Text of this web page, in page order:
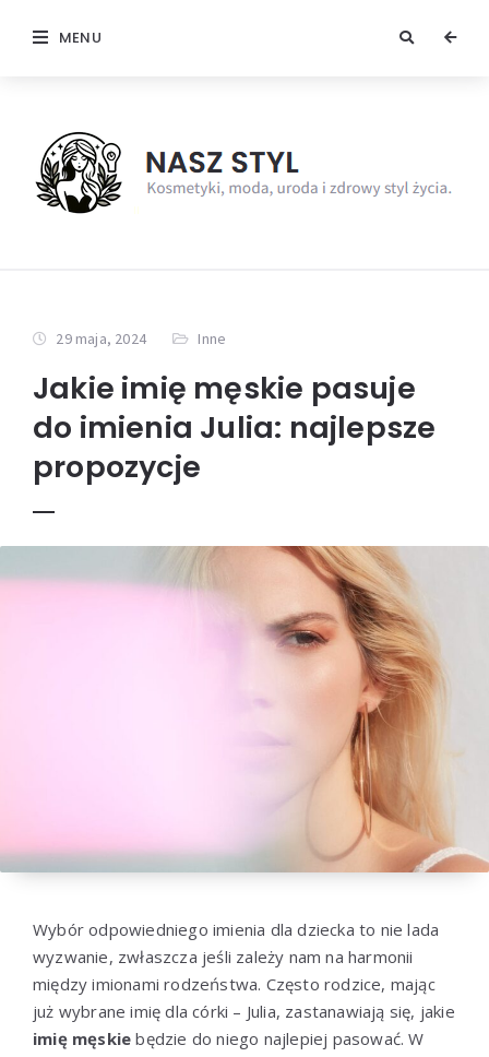
MENU
29 maja, 2024 Inne
Jakie imię męskie pasuje
do imienia Julia: najlepsze
propozycje
Wybór odpowiedniego imienia dla dziecka to nie lada
wyzwanie, zwłaszcza jeśli zależy nam na harmonii
między imionami rodzeństwa. Często rodzice, mając
już wybrane imię dla córki – Julia, zastanawiają się, jakie
imię męskie będzie do niego najlepiej pasować. W